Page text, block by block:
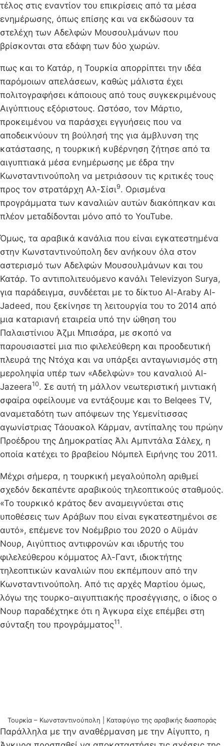
τέλος στις εναντίον του επικρίσεις από τα μέσα
ενημέρωσης, όπως επίσης και να εκδώσουν τα
στελέχη των Αδελφών Μουσουλμάνων που
βρίσκονται στα εδάφη των δύο χωρών.
πως και το Κατάρ, η Τουρκία απορρίπτει την ιδέα
παρόμοιων απελάσεων, καθώς μάλιστα έχει
πολιτογραφήσει κάποιους από τους συγκεκριμένους
Αιγύπτιους εξόριστους. Ωστόσο, τον Μάρτιο,
προκειμένου να παράσχει εγγυήσεις που να
αποδεικνύουν τη βούλησή της για άμβλυνση της
κατάστασης, η τουρκική κυβέρνηση ζήτησε από τα
αιγυπτιακά μέσα ενημέρωσης με έδρα την
Κωνσταντινούπολη να μετριάσουν τις κριτικές τους
προς τον στρατάρχη Αλ-Σίσι9. Ορισμένα
προγράμματα των καναλιών αυτών διακόπηκαν και
πλέον μεταδίδονται μόνο από το YouTube.
Όμως, τα αραβικά κανάλια που είναι εγκατεστημένα
στην Κωνσταντινούπολη δεν ανήκουν όλα στον
αστερισμό των Αδελφών Μουσουλμάνων και του
Κατάρ. To αντιπολιτευόμενο κανάλι Televizyon Surya,
για παράδειγμα, συνδέεται με το δίκτυο Al-Araby Al-
Jadeed, που ξεκίνησε τη λειτουργία του το 2014 από
μια καταριανή εταιρεία υπό την ώθηση του
Παλαιστίνιου Άζμι Μπισάρα, με σκοπό να
παρουσιαστεί μια πιο φιλελεύθερη και προοδευτική
πλευρά της Ντόχα και να υπάρξει ανταγωνισμός στη
μεροληψία υπέρ των «Αδελφών» του καναλιού Al-
Jazeera10. Σε αυτή τη μάλλον νεωτεριστική μιντιακή
σφαίρα οφείλουμε να εντάξουμε και το Belqees TV,
αναμεταδότη των απόψεων της Υεμενίτισσας
αγωνίστριας Τάουακολ Κάρμαν, αντίπαλης του πρώην
Προέδρου της Δημοκρατίας Άλι Αμπντάλα Σάλεχ, η
οποία κατέχει το βραβείου Νόμπελ Ειρήνης του 2011.
Μέχρι σήμερα, η τουρκική μεγαλούπολη αριθμεί
σχεδόν δεκαπέντε αραβικούς τηλεοπτικούς σταθμούς.
«Το τουρκικό κράτος δεν αναμειγνύεται στις
υποθέσεις των Αράβων που είναι εγκατεστημένοι σε
αυτό», επέμενε τον Νοέμβριο του 2020 ο Αϋμάν
Νουρ, Αιγύπτιος αντιφρονών και ιδρυτής του
φιλελεύθερου κόμματος Αλ-Γαντ, ιδιοκτήτης
τηλεοπτικών καναλιών που εκπέμπουν από την
Κωνσταντινούπολη. Από τις αρχές Μαρτίου όμως,
λόγω της τουρκο-αιγυπτιακής προσέγγισης, o ίδιος ο
Νουρ παραδέχτηκε ότι η Άγκυρα είχε επέμβει στη
σύνταξη του προγράμματος11.
Τουρκία – Κωνσταντινούπολη | Kαταφύγιο της αραβικής διασποράς
Παράλληλα με την αναθέρμανση με την Αίγυπτο, η